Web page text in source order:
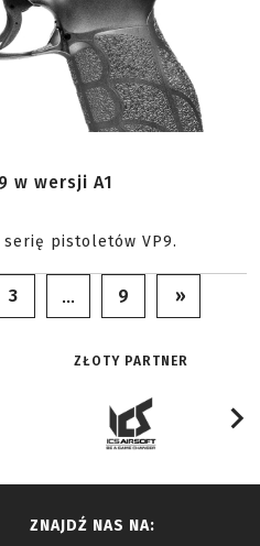
w wersji A1
serię pistoletów VP9.
3 … 9 »
ZŁOTY PARTNER
ZNAJDŹ NAS NA: